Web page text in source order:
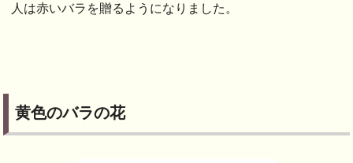
人は赤いバラを贈るようになりました。
黄色のバラの花